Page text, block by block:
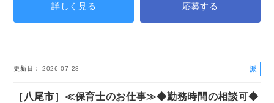
詳しく見る 応募する
更新日 2026-07-28
派
社
［八尾市］≪保育士のお仕事≫◆勤務時間の相談可◆